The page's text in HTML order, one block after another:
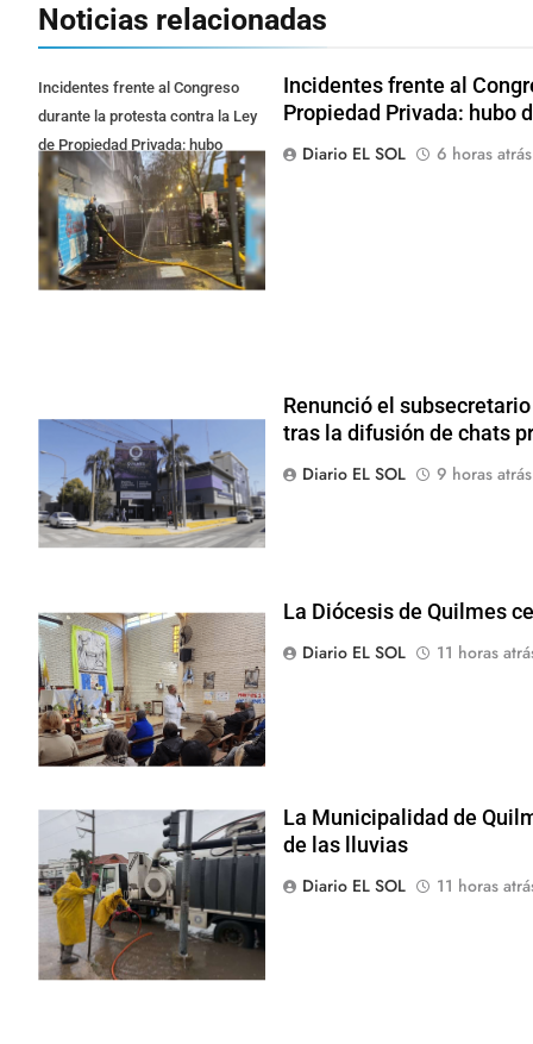
Noticias relacionadas
Incidentes frente al Congreso
durante la protesta contra la Ley
de Propiedad Privada: hubo
detenidos y enfrentamientos
Incidentes frente al
Propiedad Privada: hubo
Diario EL SOL
6 horas atrás
Renunció el
tras la difusión de chats
Diario EL SOL
9 horas atrás
La Diócesis de Quilmes
Diario EL SOL
11 horas
La Municipalidad de
de las lluvias
Diario EL SOL
11 horas